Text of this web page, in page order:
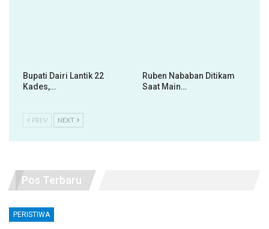
Bupati Dairi Lantik 22
Kades,…
Ruben Nababan Ditikam
Saat Main…
PREV NEXT
Pos Terbaru
PERISTIWA